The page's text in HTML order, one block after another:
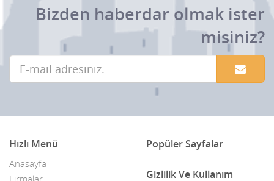
Bizden haberdar olmak ister
misiniz?
Hızlı Menü
Anasayfa
Popüler Sayfalar
Gizlilik Ve Kullanım